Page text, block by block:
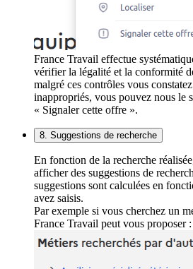
France Travail effectue
vérifier la légalité et la conformité
malgré ces contrôles vous
inappropriés, vous pouvez nous le
« Signaler cette offre ».
8. Suggestions de recherche
En fonction de la recherche
afficher des suggestions de
suggestions sont calculées en
avez saisis.
Par exemple si vous cherchez un
France Travail peut vous proposer :